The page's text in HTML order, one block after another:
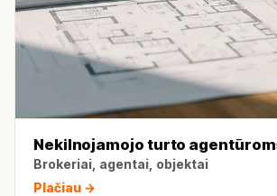
Nekilnojamojo turto
Brokeriai, agentai, objektai
Plačiau →